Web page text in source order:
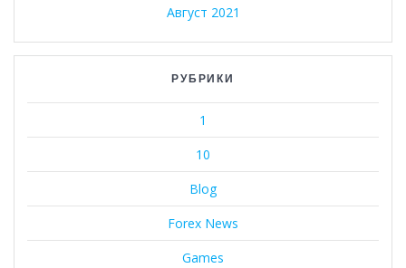
Август 2021
РУБРИКИ
1
10
Blog
Forex News
Games